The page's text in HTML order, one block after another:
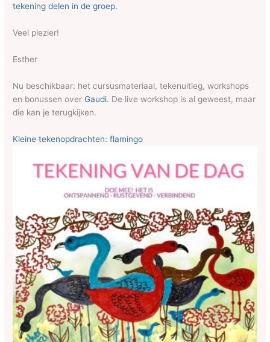
tekening delen in de groep.
Veel plezier!
Esther
Nu beschikbaar: het cursusmateriaal, tekenuitleg, workshops
en bonussen overGaudi. De live workshop is al geweest, maar
die kan je terugkijken.
Kleine tekenopdrachten: flamingo